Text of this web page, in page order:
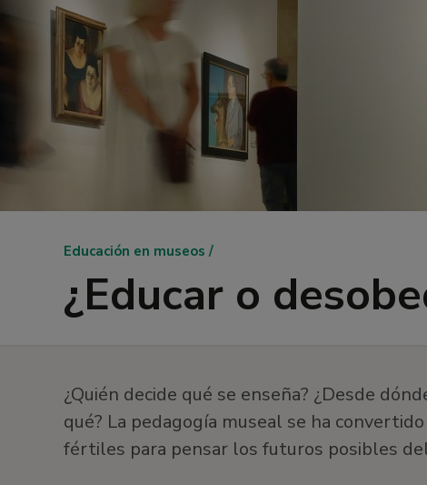
Ruta
navegación
Educación en museos
¿Educar o
¿Quién decide qué se enseña? ¿Desde
qué? La pedagogía museal se ha
fértiles para pensar los futuros posibles